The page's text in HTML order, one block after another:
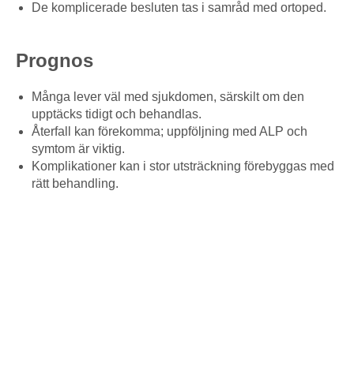
De komplicerade besluten tas i samråd med ortoped.
Prognos
Många lever väl med sjukdomen, särskilt om den
upptäcks tidigt och behandlas.
Återfall kan förekomma; uppföljning med ALP och
symtom är viktig.
Komplikationer kan i stor utsträckning förebyggas med
rätt behandling.